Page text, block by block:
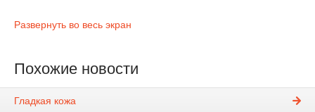
Развернуть во весь экран
Похожие новости
Гладкая кожа